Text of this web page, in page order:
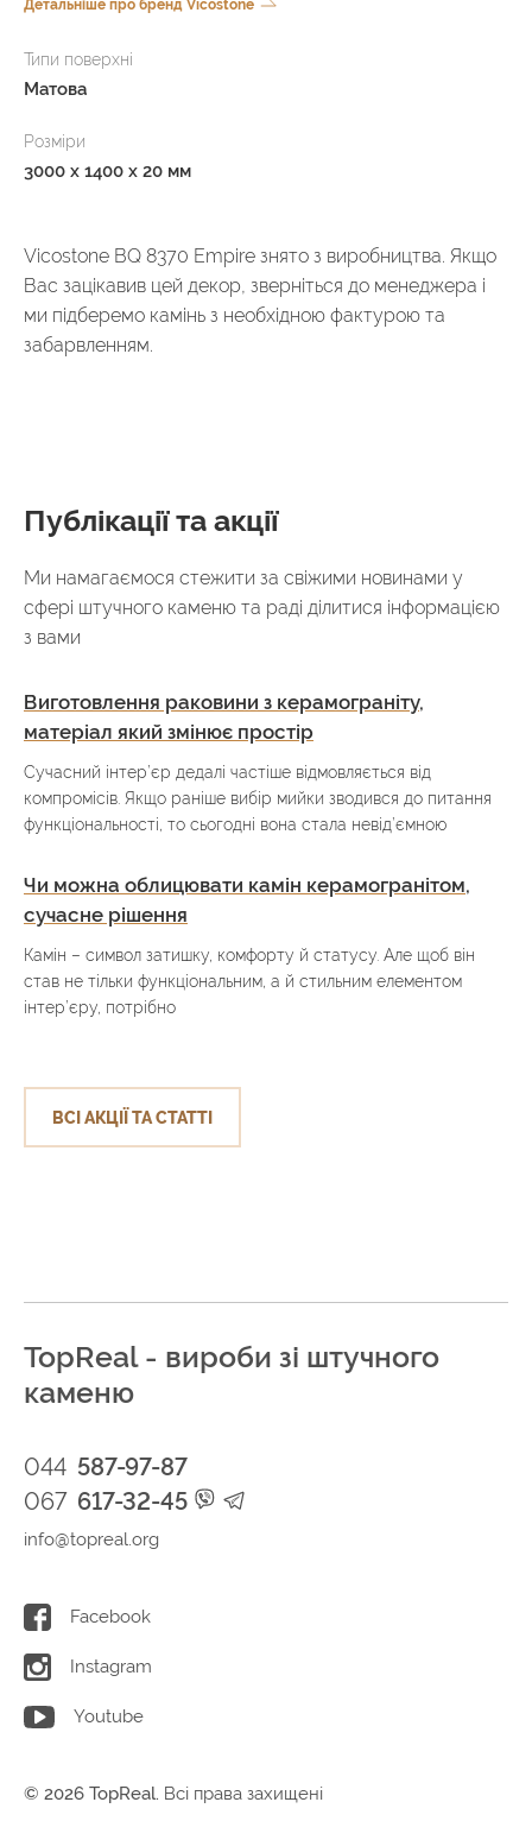
Детальніше про бренд Vicostone
Типи поверхні
Матова
Розміри
3000 x 1400 x 20 мм
Vicostone BQ 8370 Empire знято з виробництва. Якщо
Вас зацікавив цей декор, зверніться до менеджера і
ми підберемо камінь з необхідною фактурою та
забарвленням.
Публікації та акції
Ми намагаємося стежити за свіжими новинами у
сфері штучного каменю та раді ділитися інформацією
з вами
Виготовлення раковини з керамограніту,
матеріал який змінює простір
Сучасний інтер’єр дедалі частіше відмовляється від
компромісів. Якщо раніше вибір мийки зводився до питання
функціональності, то сьогодні вона стала невід’ємною
Чи можна облицювати камін керамогранітом,
сучасне рішення
Камін – символ затишку, комфорту й статусу. Але щоб він
став не тільки функціональним, а й стильним елементом
інтер’єру, потрібно
ВСІ АКЦІЇ ТА СТАТТІ
TopReal - вироби зі штучного
каменю
044 587-97-87
067 617-32-45
info@topreal.org
Facebook
Instagram
Youtube
© 2026 TopReal. Всі права захищені